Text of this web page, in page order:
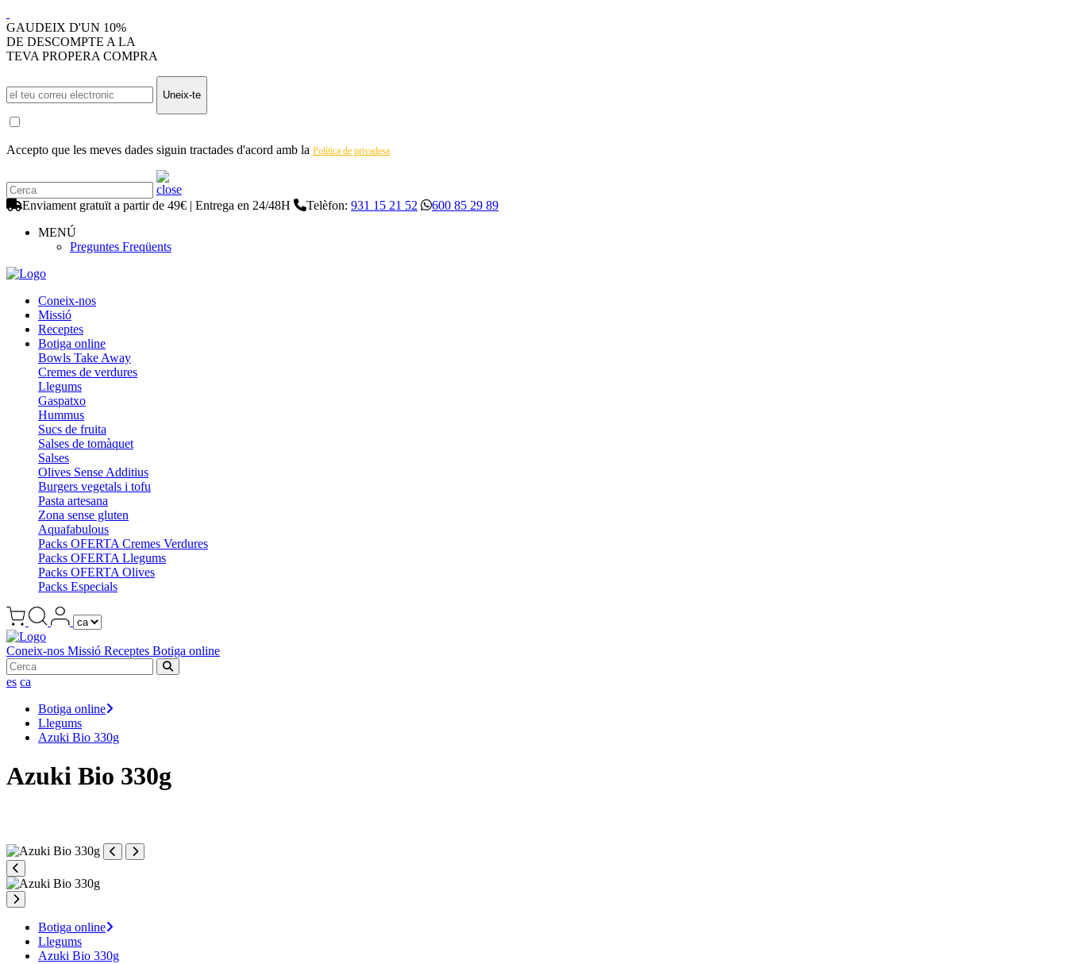
GAUDEIX D'UN 10%
DE DESCOMPTE A LA
TEVA PROPERA COMPRA
Uneix-te
Accepto que les meves dades siguin tractades d'acord amb la Política de privadesa
Enviament gratuït a partir de 49€ | Entrega en 24/48H Telèfon: 931 15 21 52
600 85 29 89
MENÚ
Preguntes Freqüents
Coneix-nos
Missió
Receptes
Botiga online
Bowls Take Away
Cremes de verdures
Llegums
Gaspatxo
Hummus
Sucs de fruita
Salses de tomàquet
Salses
Olives Sense Additius
Burgers vegetals i tofu
Pasta artesana
Zona sense gluten
Aquafabulous
Packs OFERTA Cremes Verdures
Packs OFERTA Llegums
Packs OFERTA Olives
Packs Especials
Coneix-nos Missió Receptes Botiga online
es ca
Botiga online
Llegums
Azuki Bio 330g
Azuki Bio 330g
Botiga online
Llegums
Azuki Bio 330g